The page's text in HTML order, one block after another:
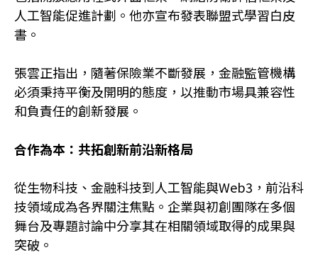
人工智能促進計劃。他亦宣布發表聯盟式學習白皮
書。
張雲正指出，隨著保險業不斷發展，金融監管機構
必須秉持平衡及開明的態度，以推動市場具兼容性
和負責任的創新發展。
合作為本：共拓創新前沿新格局
從生物科技、金融科技到人工智能與Web3，前沿科
技領域成為各界關注焦點。企業與初創團隊在多個
舞台及專題討論中分享其在相關領域取得的成果與
突破。